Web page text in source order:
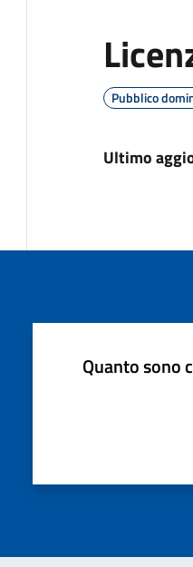
Pubblico
Ultimo
Quanto sono